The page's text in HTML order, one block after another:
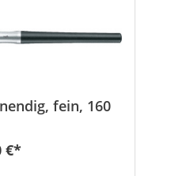
fein, 160
Preis:
€*